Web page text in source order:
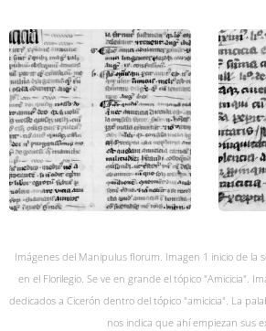
Imágenes del Manipulus florum. Imagen 1 inicio de la
en el Florilegio. Se ve en grande el tópico "Amicicia".
dedicados a Cicerón dentro del tópico "amicicia". La
nos indica que ahí empiezan sus